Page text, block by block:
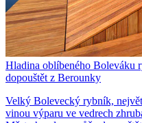
Hladina oblíbeného Boleváku
dopouštět z Berounky
Velký Bolevecký rybník,
vinou výparu ve vedrech